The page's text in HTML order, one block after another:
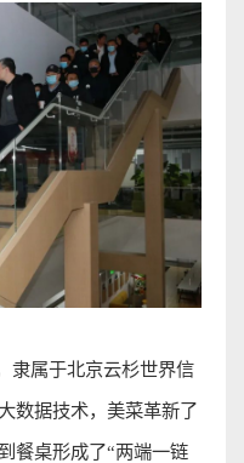
隶属于北京云杉世界信
数据技术，美菜革新了
餐桌形成了“两端一链